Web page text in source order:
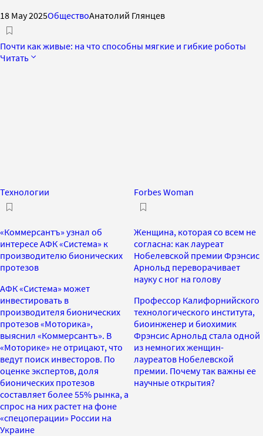
18 May 2025ОбществоАнатолий Глянцев
Почти как живые: на что способны мягкие и гибкие роботы
Читать
Технологии
«Коммерсантъ» узнал об
интересе АФК «Система» к
производителю бионических
протезов
АФК «Система» может
инвестировать в
производителя бионических
протезов «Моторика»,
выяснил «Коммерсантъ». В
«Моторике» не отрицают, что
ведут поиск инвесторов. По
оценке экспертов, доля
бионических протезов
составляет более 55% рынка, а
спрос на них растет на фоне
«спецоперации» России на
Украине
Forbes Woman
Женщина, которая со всем не
согласна: как лауреат
Нобелевской премии Фрэнсис
Арнольд переворачивает
науку с ног на голову
Профессор Калифорнийского
технологического института,
биоинженер и биохимик
Фрэнсис Арнольд стала одной
из немногих женщин-
лауреатов Нобелевской
премии. Почему так важны ее
научные открытия?